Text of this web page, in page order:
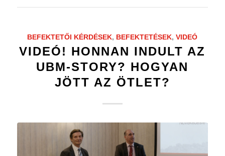
BEFEKTETŐI KÉRDÉSEK, BEFEKTETÉSEK,VIDEÓ
VIDEÓ! HONNAN INDULT AZ
UBM-STORY? HOGYAN
JÖTT AZ ÖTLET?